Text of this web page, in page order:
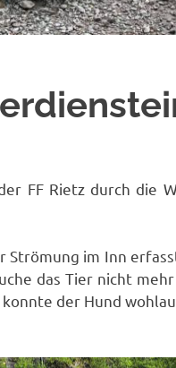
FF Rietz durch die
Strömung im Inn
das Tier nicht
der Hund